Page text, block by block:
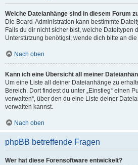
Welche Dateianhänge sind in diesem Forum
Die Board-Administration kann bestimmte
Falls du dir nicht sicher bist, welche Dateitypen
Unterstützung benötigst, wende dich bitte an
Nach oben
Kann ich eine Übersicht all meiner
Um eine Liste all deiner Dateianhänge zu
Bereich. Dort findest du unter „Einstieg“ einen
verwalten“, über den du eine Liste deiner
verwalten kannst.
Nach oben
phpBB betreffende Fragen
Wer hat diese Forensoftware entwickelt?